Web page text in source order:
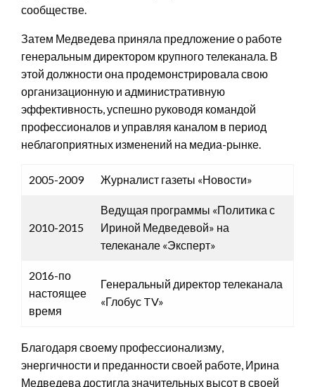
сообществе.
Затем Медведева приняла предложение о работе
генеральным директором крупного телеканала. В
этой должности она продемонстрировала свою
организационную и административную
эффективность, успешно руководя командой
профессионалов и управляя каналом в период
неблагоприятных изменений на медиа-рынке.
2005-2009 Журналист газеты «Новости»
2010-2015
Ведущая программы «Политика с
Ириной Медведевой» на
телеканале «Эксперт»
2016-по
настоящее
время
Генеральный директор телеканала
«Глобус TV»
Благодаря своему профессионализму,
энергичности и преданности своей работе, Ирина
Медведева достигла значительных высот в своей